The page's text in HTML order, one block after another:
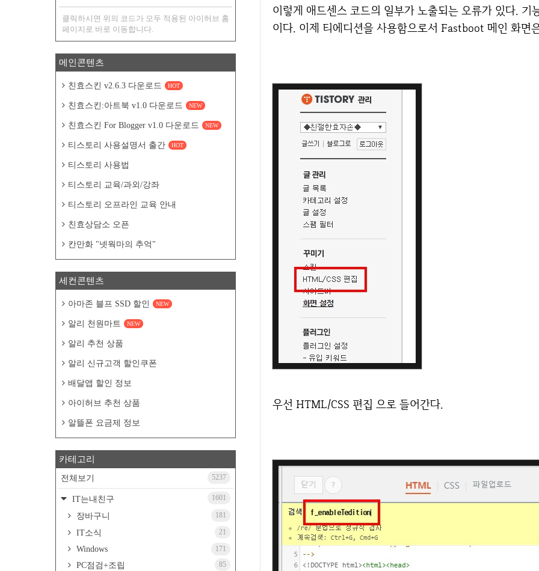
이렇게 애드센스 코드의 일부가 노출되는 오류가 있다.
이다. 이제 티에디션을 사용함으로서 Fastboot 메인 화면
우선 HTML/CSS 편집 으로 들어간다.
클릭하시면 위의 코드가 모두 적용된 아이허브 홈
페이지로 바로 이동합니다.
메인콘텐츠
친효스킨 v2.6.3 다운로드 HOT
친효스킨:아트북 v1.0 다운로드 NEW
친효스킨 For Blogger v1.0 다운로드 NEW
티스토리 사용설명서 출간 HOT
티스토리 사용법
티스토리 교육/과외/강좌
티스토리 오프라인 교육 안내
친효상담소 오픈
칸만화 "넷웍마의 추억"
세컨콘텐츠
아마존 블프 SSD 할인 NEW
알리 천원마트 NEW
알리 추천 상품
알리 신규고객 할인쿠폰
배달앱 할인 정보
아이허브 추천 상품
알뜰폰 요금제 정보
카테고리
전체보기 5237
IT는내친구 1601
장바구니 181
IT소식 21
Windows 171
PC점검+조립 85